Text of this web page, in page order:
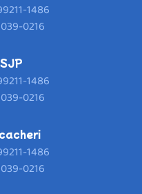
1486
0216
1486
0216
1486
0216